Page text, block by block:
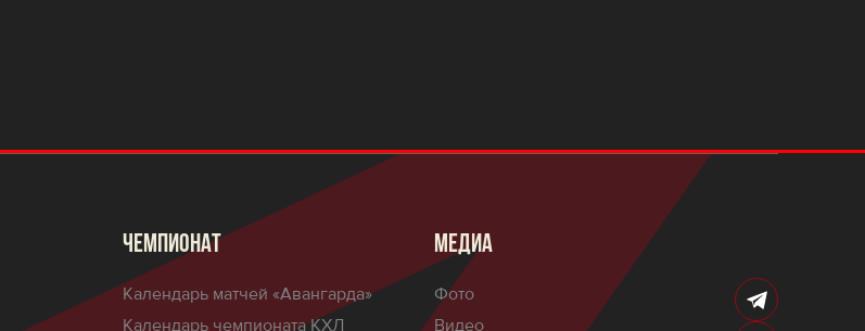
ЧЕМПИОНАТ
Календарь матчей «Авангарда»
Календарь чемпионата КХЛ
МЕДИА
Фото
Видео